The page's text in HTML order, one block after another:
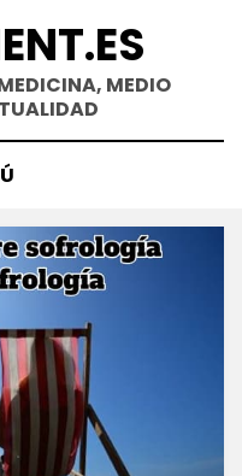
MEDIO